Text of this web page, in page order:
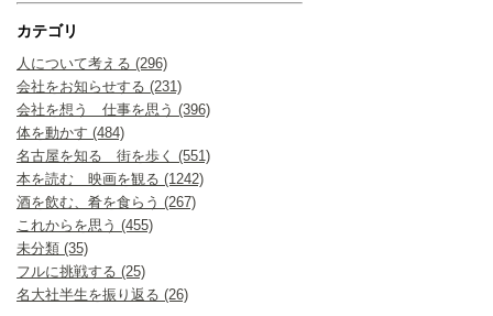
カテゴリ
人について考える (296)
会社をお知らせする (231)
会社を想う 仕事を思う (396)
体を動かす (484)
名古屋を知る 街を歩く (551)
本を読む 映画を観る (1242)
酒を飲む、肴を食らう (267)
これからを思う (455)
未分類 (35)
フルに挑戦する (25)
名大社半生を振り返る (26)